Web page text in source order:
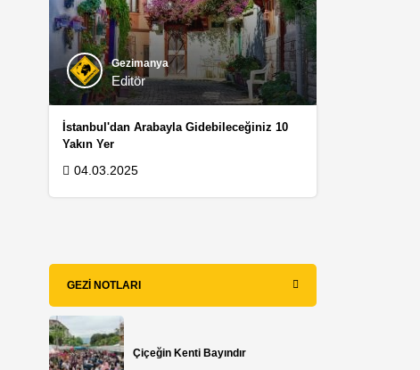
Gezimanya
Editör
İstanbul'dan Arabayla Gidebileceğiniz 10
Yakın Yer
04.03.2025
GEZI NOTLARI
Çiçeğin Kenti Bayındır